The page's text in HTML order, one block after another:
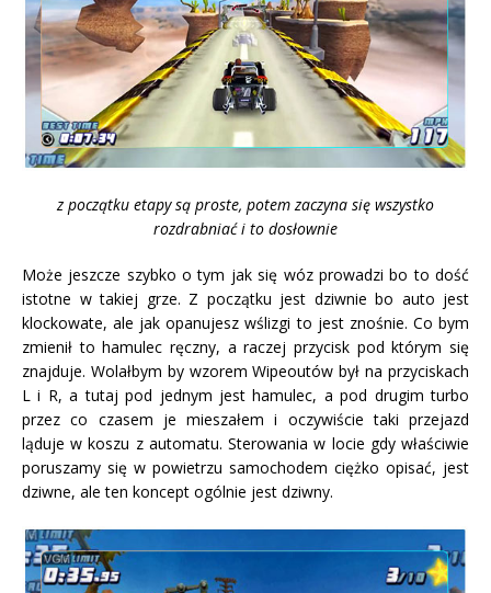
z początku etapy są proste, potem zaczyna się wszystko
rozdrabniać i to dosłownie
Może jeszcze szybko o tym jak się wóz prowadzi bo to dość
istotne w takiej grze. Z początku jest dziwnie bo auto jest
klockowate, ale jak opanujesz wślizgi to jest znośnie. Co bym
zmienił to hamulec ręczny, a raczej przycisk pod którym się
znajduje. Wolałbym by wzorem Wipeoutów był na przyciskach
L i R, a tutaj pod jednym jest hamulec, a pod drugim turbo
przez co czasem je mieszałem i oczywiście taki przejazd
ląduje w koszu z automatu. Sterowania w locie gdy właściwie
poruszamy się w powietrzu samochodem ciężko opisać, jest
dziwne, ale ten koncept ogólnie jest dziwny.